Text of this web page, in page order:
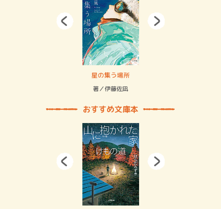
星の集う場所
著／伊藤佐凪
おすすめ文庫本